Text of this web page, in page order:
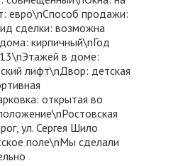
евро\nСпособ продажи:
сделки: возможна
кирпичный\nГод
в доме:
лифт\nДвор: детская
открытая во
ул. Сергея Шило
поле\nМы сделали